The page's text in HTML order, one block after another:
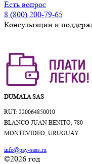
Есть вопрос
8 (800) 200-79-65
Консультации и
DUMALA SAS
RUT: 220064850010
BLANCO JUAN BENITO, 780
MONTEVIDEO, URUGUAY
info@pay-saas.ru
©2026 год